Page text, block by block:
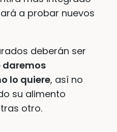
a probar nuevos
deberán ser
daremos
lo quiere, así no
su alimento
otro.